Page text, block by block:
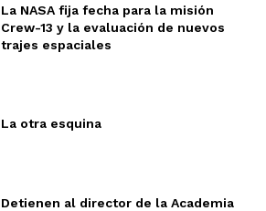
La NASA fija fecha para la misión
Crew-13 y la evaluación de nuevos
trajes espaciales
La otra esquina
Detienen al director de la Academia